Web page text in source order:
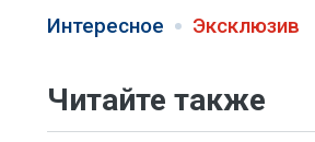
Интересное Эксклюзив
Читайте также